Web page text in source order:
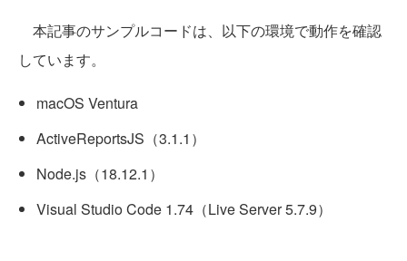
本記事のサンプルコードは、以下の環境で動作を確認
しています。
macOS Ventura
ActiveReportsJS（3.1.1）
Node.js（18.12.1）
Visual Studio Code 1.74（Live Server 5.7.9）